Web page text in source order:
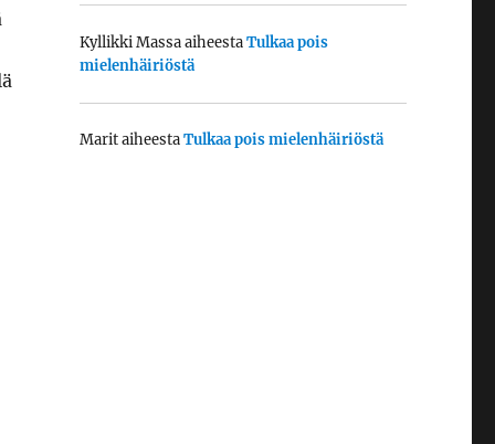
Kyllikki MassaaiheestaTulkaa pois
mielenhäiriöstä
MaritaiheestaTulkaa pois mielenhäiriöstä